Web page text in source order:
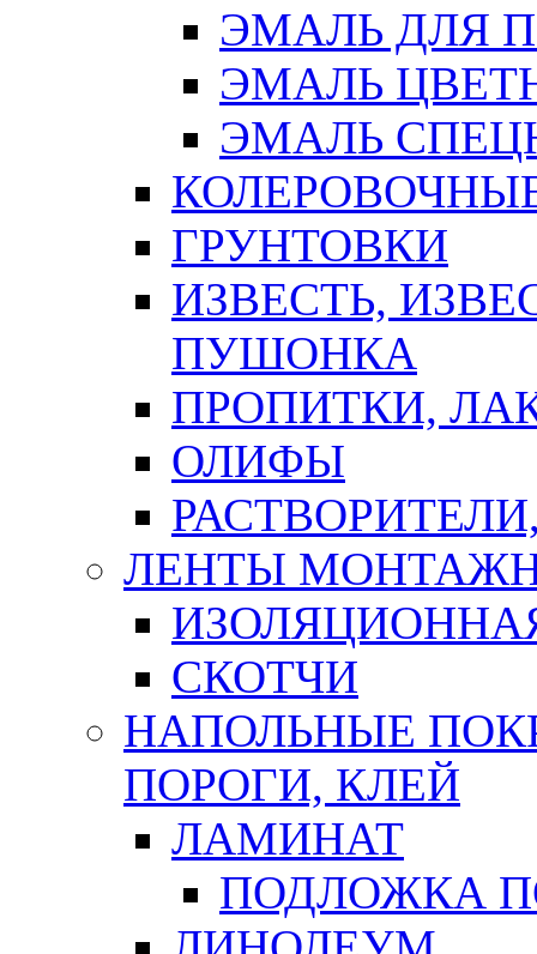
ЭМАЛЬ ДЛЯ
ЭМАЛЬ
ЭМАЛЬ
ГРУНТОВКИ
ИЗВЕСТЬ,
ПУШОНКА
ПРОПИТКИ,
ОЛИФЫ
ЛЕНТЫ
СКОТЧИ
НАПОЛЬНЫЕ
ПОРОГИ, КЛЕЙ
ЛАМИНАТ
ПОДЛОЖКА